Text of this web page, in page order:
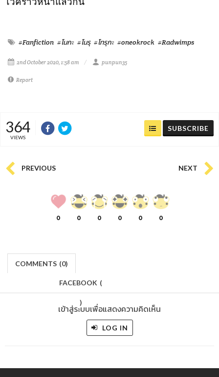
#Fanfiction #โนกะ #โนรุ #โทรุกะ #oneokrock #Radwimps
2nd October 2020, 1:58 am punpun35
Report
364
VIEWS
SUBSCRIBE
PREVIOUS NEXT
0 0 0 0 0 0
COMMENTS (0)
FACEBOOK (
)
เข้าสู่ระบบเพื่อแสดงความคิดเห็น
LOG IN